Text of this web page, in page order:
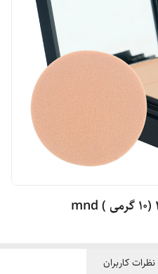
نظرات کاربران